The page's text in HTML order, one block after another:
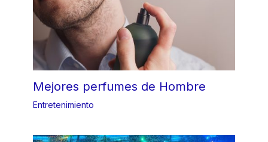
Mejores perfumes de Hombre
Entretenimiento